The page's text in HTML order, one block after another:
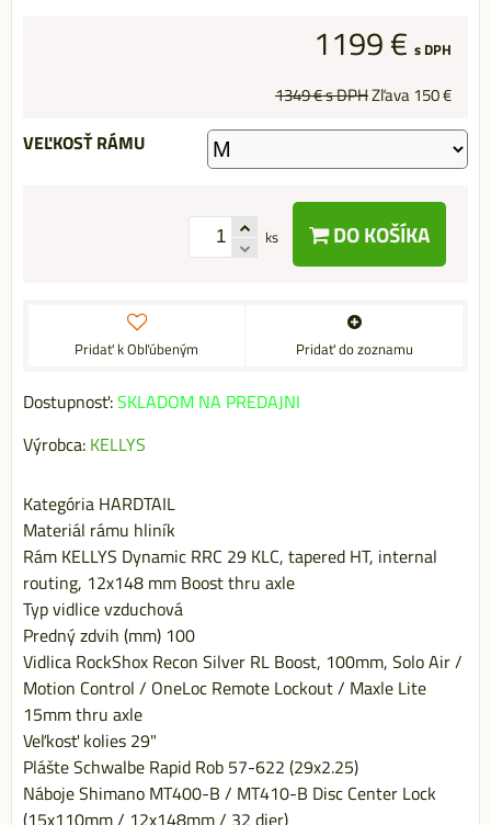
1199 € s DPH
1349 €s DPHZľava150 €
VEĽKOSŤ RÁMU
ks DO KOŠÍKA
Pridať k Obľúbeným Pridať do zoznamu
Dostupnosť:SKLADOM NA PREDAJNI
Výrobca: KELLYS
Kategória HARDTAIL
Materiál rámu hliník
Rám KELLYS Dynamic RRC 29 KLC, tapered HT, internal
routing, 12x148 mm Boost thru axle
Typ vidlice vzduchová
Predný zdvih (mm) 100
Vidlica RockShox Recon Silver RL Boost, 100mm, Solo Air /
Motion Control / OneLoc Remote Lockout / Maxle Lite
15mm thru axle
Veľkosť kolies 29"
Plášte Schwalbe Rapid Rob 57-622 (29x2.25)
Náboje Shimano MT400-B / MT410-B Disc Center Lock